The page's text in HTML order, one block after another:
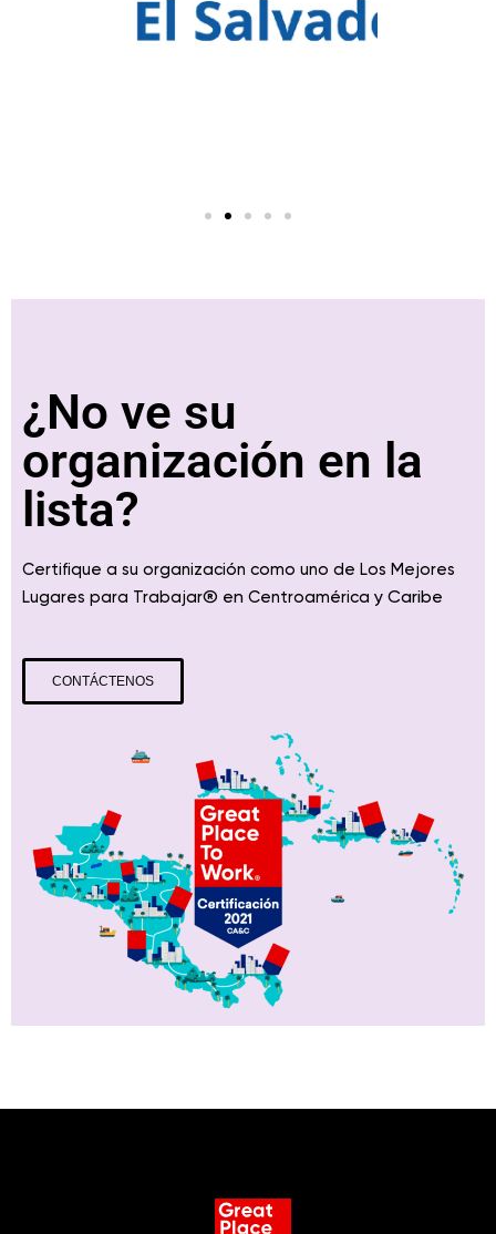
¿No ve su
organización en la
lista?
Certifique a su organización como uno de Los Mejores
Lugares para Trabajar® en Centroamérica y Caribe
CONTÁCTENOS